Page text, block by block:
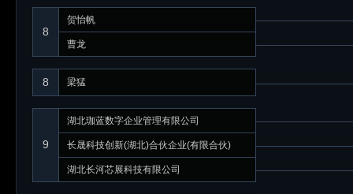
8
贺怡帆
曹龙
8 梁猛
9
湖北珈蓝数字企业管理有限公司
长晟科技创新(湖北)合伙企业(有限合伙)
湖北长河芯展科技有限公司